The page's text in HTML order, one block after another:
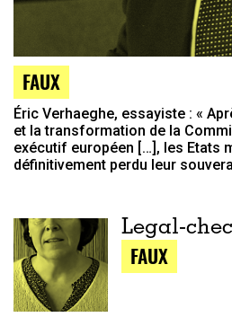
FAUX
Éric Verhaeghe, essayiste : «
et la transformation de la
exécutif européen […], les Etats
définitivement perdu leur
Legal-
FAUX